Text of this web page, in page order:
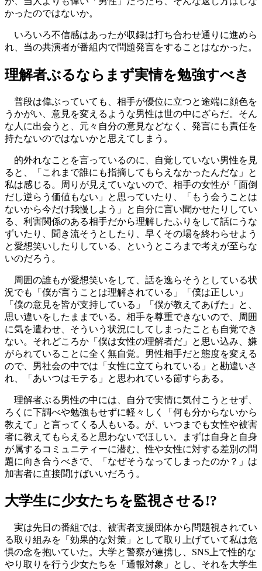
かったのではないか。
いろいろ不信感はあったが収録は打ち合わせ通りに進めら
れ、当の共演者が番組内で問題発言をすることはなかった。
理解者ぶるならまず実情を勉強すべき
普段は偉ぶっていても、相手が優位に立つと途端に顔色を
うかがい、意見を変えるような男性は世の中にざらだ。そん
な人に出会うと、元々自分の意見などなく、発言にも責任を
持たないのではないかと思えてしまう。
的外れなことを言っているのに、自覚していない男性を見
ると、「これまで誰にも指摘してもらえなかったんだな」と
私は感じる。周りが見えていないので、相手の女性が「面倒
だし逆らう価値もない」と思っていたり、「もう会うことは
ないから今だけ我慢しよう」と自分に言い聞かせたりしてい
る、利害関係のある相手だから理解したふりをして話にうな
ずいたり、聞き流そうとしたり、早くその場を終わらせよう
と愛想笑いしたりしている、というところまで考えが至らな
いのだろう。
周囲の誰もが愛想笑いをして、話を逸らそうとしている状
況でも「僕が言うことは理解されている」「僕は正しい」
「僕の意見を皆が支持している」「僕が教えてあげた」と、
思い違いをしたままでいる。相手を尊重できないので、周囲
に気を遣わせ、そういう状況にしてしまったことも自覚でき
ない。それどころか「僕は女性の理解者だ」と思い込み、嫌
がられていることに全く無自覚。男性相手だと態度を変える
ので、男社会の中では「女性に立てられている」と勘違いさ
れ、「あいつはモテる」と思われている節すらある。
理解者ぶる男性の中には、自分で実情に気付こうとせず、
ろくに下調べや勉強もせずに軽々しく「何も分からないから
教えて」と言ってくる人もいる。が、いつまでも女性や被害
者に教えてもらえると思わないでほしい。まずは自身と自身
が属するコミュニティーに潜む、性や女性に対する差別の問
題に向き合うべきで、「なぜそうなってしまったのか？」は
加害者に直接聞けばいいだろう。‪‬‬‬‬
大学生に少女たちを監視させる!?
実は先日の番組では、被害者支援団体から問題視されてい
る取り組みを「効果的な対策」として取り上げていて私は危
惧の念を抱いていた。大学と警察が連携し、SNS上で性的な
やり取りを行う少女たちを「通報対象」とし、それを大学生